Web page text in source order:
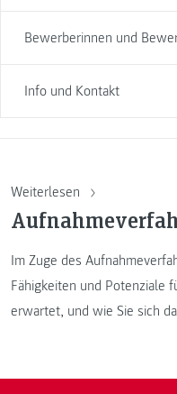
Bewerberinnen und
Info und Kontakt
Weiterlesen
Im Zuge des
Fähigkeiten und Potenziale
erwartet, und wie Sie sich